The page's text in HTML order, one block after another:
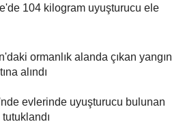
104 kilogram uyuşturucu ele
ormanlık alanda çıkan yangın
alındı
evlerinde uyuşturucu bulunan